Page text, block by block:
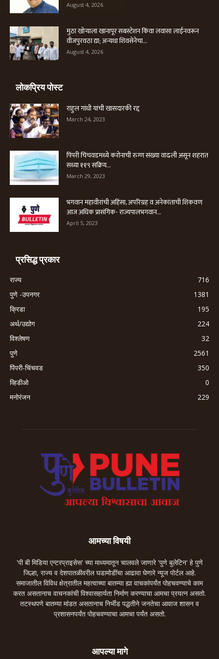
August 4, 2026
मुठा खोऱ्याला खानापूर सबस्टेशन किंवा लवासा लाईनवरून
वीजपुरवठा द्या; अन्यथा शिवसेनेचा...
August 4, 2026
लोकप्रिय पोस्ट
राहुल गांधी यांची खासदारकी रद्द
March 24, 2023
पिंपरी चिंचवडमध्ये करोनाची रुग्ण संख्या वाढली असून शहरात
सध्या ११९ सक्रिय...
March 29, 2023
भगवान महावीरांची अहिंसा, अपरिग्रह व अनेकांताची शिकवण
आज अधिक प्रासंगिक- राज्यपालभगवान...
April 5, 2023
प्रसिद्ध प्रकार
राज्य
716
पुणे -उपनगर
1381
क्रिडा
195
अर्थ/उद्योग
224
विश्लेषण
32
पुणे
2561
पिंपरी-चिंचवड
350
व्हिडीओ
0
मनोरंजन
229
आमच्या विषयी
'पी बी मिडिया एन्टरप्राइसेस' च्या माध्यमातून चालवले जाणारे 'पुणे बुलेटिन' हे पुणे
जिल्हा, राज्य व देशपातळीवरील घडामोडींचा आढावा घेणारे न्यूज पोर्टल आहे.
समाजातील विविध क्षेत्रातील महत्वाच्या बातम्या ह्या वाचकांपर्यंत पोहचवण्याचे काम
करत असतानाच वाचनकांची विश्वासहार्यता निर्माण करण्याचा आमचा प्रयत्न असतो.
तटस्थपणे बातम्या मांडत असतानाच निर्भीड पद्धतीने जनतेचा आवाज शासन व
प्रशासनपर्यंत पोहचवण्याचा आमचा पर्यंत असतो.
आपल्या मागे